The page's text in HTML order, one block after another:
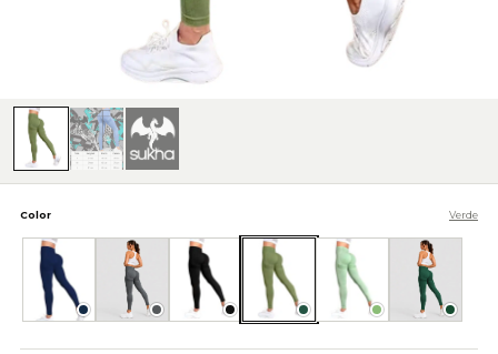
Color Verde
Azul Oscuro Gris Oscuro Negro Verde Verde Claro Verde Oscuro